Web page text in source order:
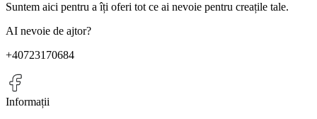
Suntem aici pentru a îți oferi tot ce ai nevoie pentru creațile tale.
AI nevoie de ajtor?
+40723170684
Informații